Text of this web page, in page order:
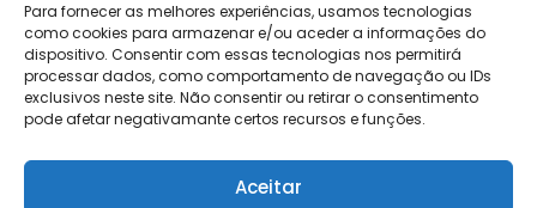
Para fornecer as melhores experiências, usamos tecnologias
como cookies para armazenar e/ou aceder a informações do
dispositivo. Consentir com essas tecnologias nos permitirá
processar dados, como comportamento de navegação ou IDs
exclusivos neste site. Não consentir ou retirar o consentimento
pode afetar negativamante certos recursos e funções.
Aceitar
Copyright © 2026 |Equipa de Comunicação Digital
Política de Privacidade| PPPDPAECM|PPRCIC
CONTACTOS